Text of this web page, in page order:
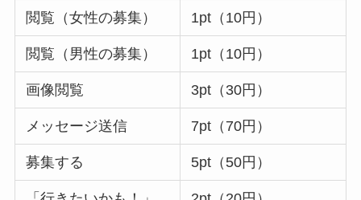
閲覧（女性の募集） 1pt（10円）
閲覧（男性の募集） 1pt（10円）
画像閲覧 3pt（30円）
メッセージ送信 7pt（70円）
募集する 5pt（50円）